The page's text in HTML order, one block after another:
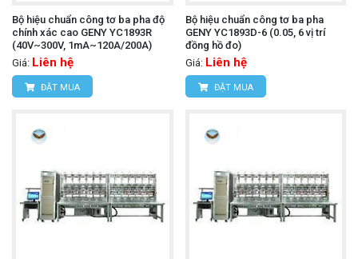
Bộ hiệu chuẩn công tơ ba pha độ
chính xác cao GENY YC1893R
(40V~300V, 1mA~120A/200A)
Giá: Liên hệ
ĐẶT MUA
Bộ hiệu chuẩn công tơ ba pha
GENY YC1893D-6 (0.05, 6 vị trí
đồng hồ đo)
Giá: Liên hệ
ĐẶT MUA